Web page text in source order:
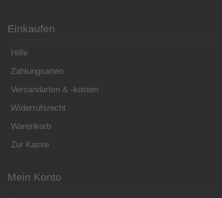
Einkaufen
Hilfe
Zahlungsarten
Versandarten & -kosten
Widerrufsrecht
Warenkorb
Zur Kasse
Mein Konto